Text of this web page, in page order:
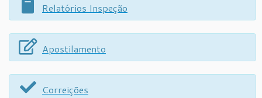
Relatórios Inspeção
Apostilamento
Correições